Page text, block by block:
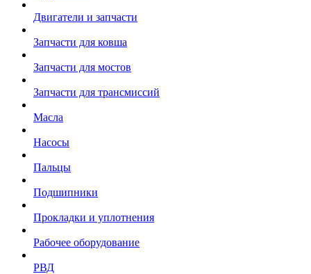
Двигатели и запчасти
Запчасти для ковша
Запчасти для мостов
Запчасти для трансмиссий
Масла
Насосы
Пальцы
Подшипники
Прокладки и уплотнения
Рабочее оборудование
РВД